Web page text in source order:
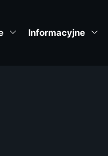
Informacyjne